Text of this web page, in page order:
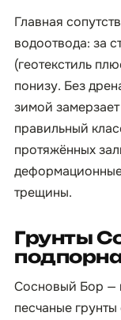
Главная
водоотвода: за
(геотекстиль
понизу. Без
зимой
правильный
протяжённых
трещины.
Грунты
Сосновый Бор —
песчаные